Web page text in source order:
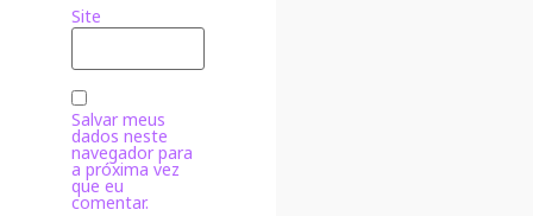
Site
Salvar meus
dados neste
navegador para
a próxima vez
que eu
comentar.